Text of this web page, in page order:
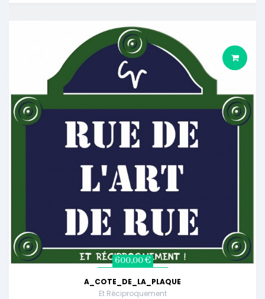
600,00 €
A_COTE_DE_LA_PLAQUE
Et Réciproquement